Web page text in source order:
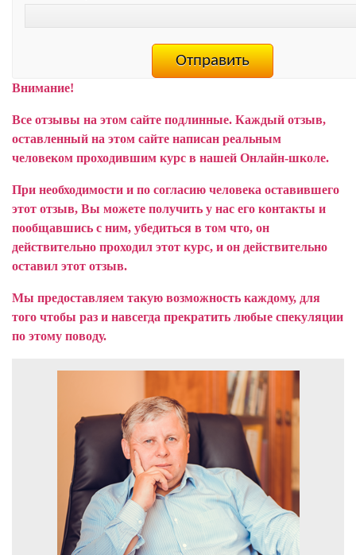
Внимание!
Все отзывы на этом сайте подлинные. Каждый отзыв,
оставленный на этом сайте написан реальным
человеком проходившим курс в нашей Онлайн-школе.
При необходимости и по согласию человека оставившего
этот отзыв, Вы можете получить у нас его контакты и
пообщавшись с ним, убедиться в том что, он
действительно проходил этот курс, и он действительно
оставил этот отзыв.
Мы предоставляем такую возможность каждому, для
того чтобы раз и навсегда прекратить любые спекуляции
по этому поводу.